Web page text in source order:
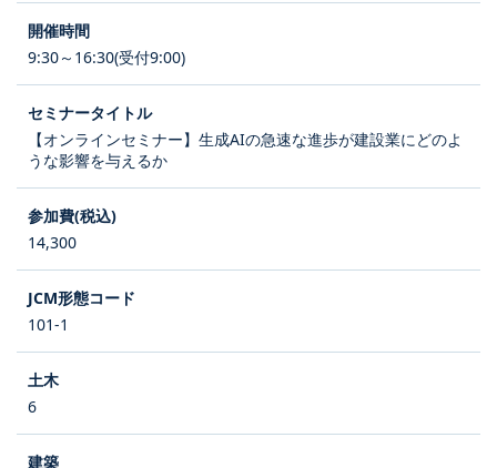
9:30～16:30(受付9:00)
【オンラインセミナー】生成AIの急速な進歩が建設業にどのよ
うな影響を与えるか
14,300
101-1
6